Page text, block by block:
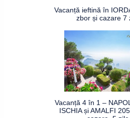
Vacanță ieftină în
zbor și cazare 7
Vacanță 4 în 1 –
ISCHIA și AMALFI